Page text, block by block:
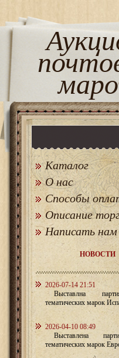
Каталог
О нас
Способы
Описание
Написать нам
НОВОСТИ
2026-07-14 21:51
Выставлна
тематических марок
2026-04-10 08:49
Выставлена
тематических марок